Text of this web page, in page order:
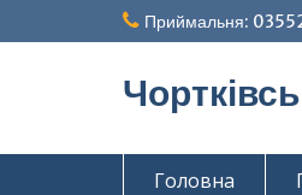
до
Приймальня:
Головна